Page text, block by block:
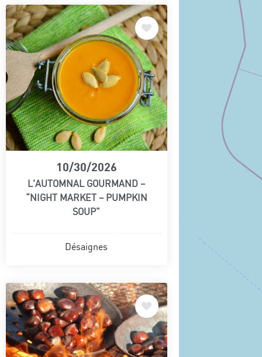
10/30/2026
L'AUTOMNAL GOURMAND –
“NIGHT MARKET – PUMPKIN
SOUP”
Désaignes